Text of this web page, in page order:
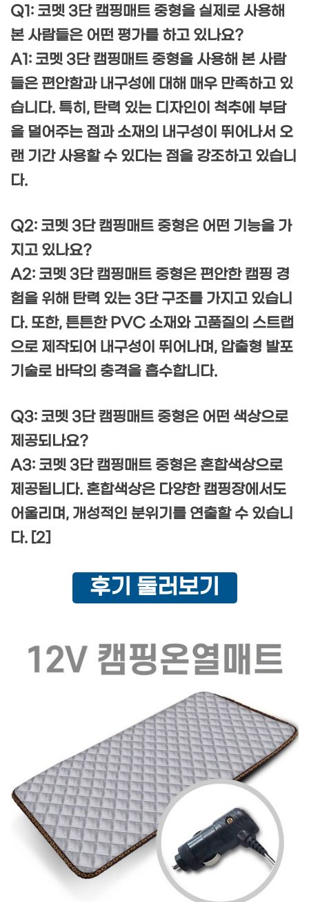
Q1: 코멧 3단 캠핑매트 중형을 실제로 사용해
본 사람들은 어떤 평가를 하고 있나요?
A1: 코멧 3단 캠핑매트 중형을 사용해 본 사람
들은 편안함과 내구성에 대해 매우 만족하고 있
습니다. 특히, 탄력 있는 디자인이 척추에 부담
을 덜어주는 점과 소재의 내구성이 뛰어나서 오
랜 기간 사용할 수 있다는 점을 강조하고 있습니
다.
Q2: 코멧 3단 캠핑매트 중형은 어떤 기능을 가
지고 있나요?
A2: 코멧 3단 캠핑매트 중형은 편안한 캠핑 경
험을 위해 탄력 있는 3단 구조를 가지고 있습니
다. 또한, 튼튼한 PVC 소재와 고품질의 스트랩
으로 제작되어 내구성이 뛰어나며, 압출형 발포
기술로 바닥의 충격을 흡수합니다.
Q3: 코멧 3단 캠핑매트 중형은 어떤 색상으로
제공되나요?
A3: 코멧 3단 캠핑매트 중형은 혼합색상으로
제공됩니다. 혼합색상은 다양한 캠핑장에서도
어울리며, 개성적인 분위기를 연출할 수 있습니
다. [2]
후기 둘러보기